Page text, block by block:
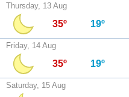
Thursday, 13 Aug
35º 19º
Friday, 14 Aug
35º 19º
Saturday, 15 Aug